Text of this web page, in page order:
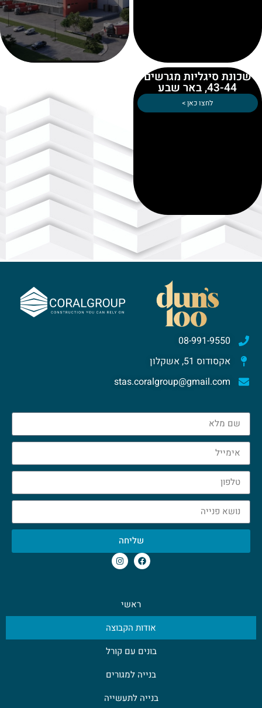
שכונת סיגליות מגרשים
43-44, באר שבע
לחצו כאן >
08-991-9550
אקסודוס 51, אשקלון
stas.coralgroup@gmail.com
שליחה
ראשי
אודות הקבוצה
בונים עם קורל
בנייה למגורים
בנייה לתעשייה